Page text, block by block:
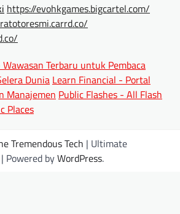
https://evohkgames.bigcartel.com/
Terbaru untuk Pembaca
Dunia Learn Financial - Portal
Manajemen Public Flashes - All Flash
Places
Tremendous Tech | Ultimate
| Powered byWordPress.